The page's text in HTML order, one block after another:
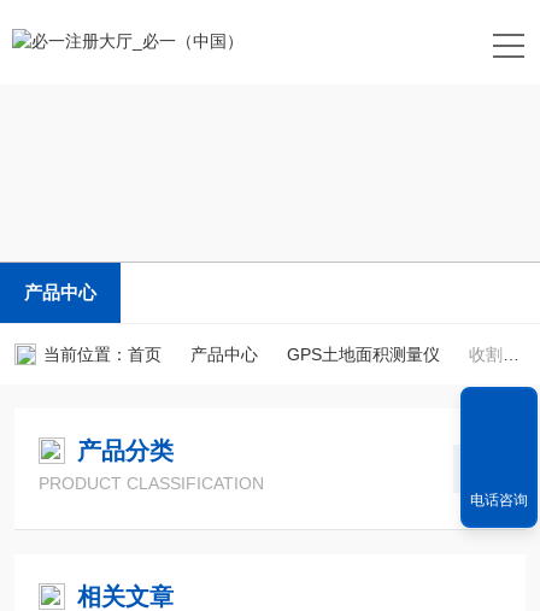
产品中心
当前位置： 首页 产品中心 GPS土地面积测量仪 收割机专用测亩仪
产品分类
PRODUCT CLASSIFICATION
相关文章
电话咨询